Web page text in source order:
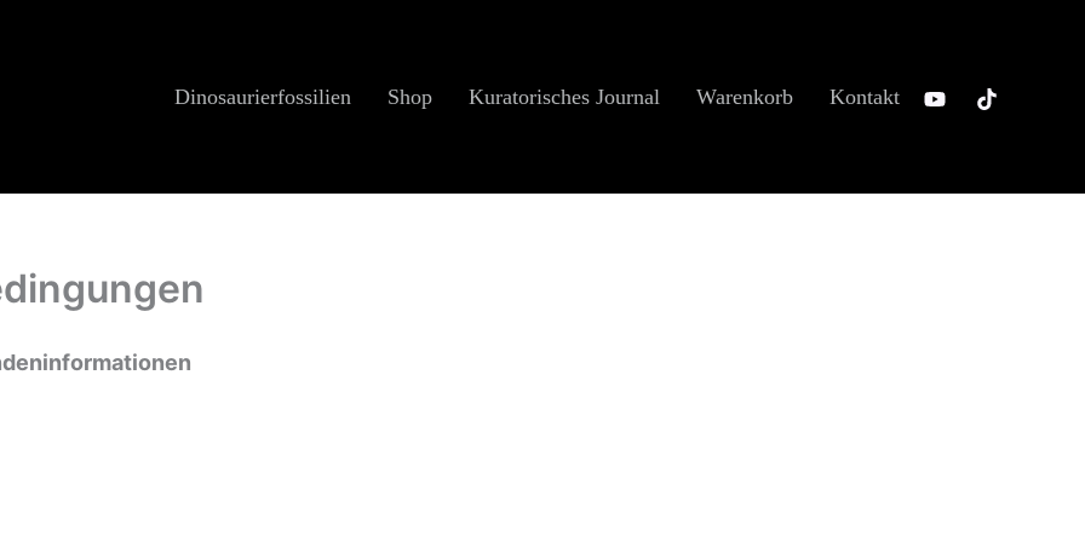
Dinosaurierfossilien Shop Kuratorisches Journal Warenkorb Kontakt